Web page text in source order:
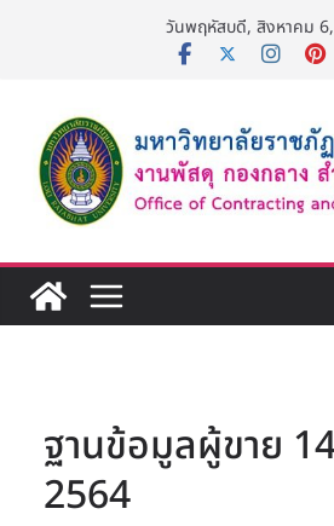
วันพฤหัสบดี, สิงหาคม
ฐานข้อมูลผู้ขาย
2564